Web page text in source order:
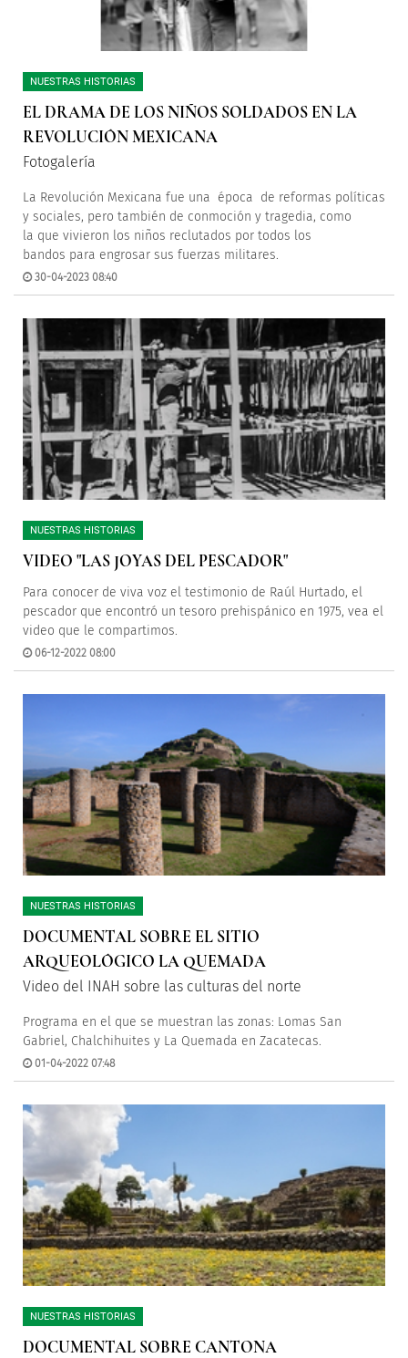
NUESTRAS HISTORIAS
EL DRAMA DE LOS NIÑOS SOLDADOS EN LA
REVOLUCIÓN MEXICANA
Fotogalería
La Revolución Mexicana fue una época de reformas políticas
y sociales, pero también de conmoción y tragedia, como
la que vivieron los niños reclutados por todos los
bandos para engrosar sus fuerzas militares.
30-04-2023 08:40
NUESTRAS HISTORIAS
VIDEO "LAS JOYAS DEL PESCADOR"
Para conocer de viva voz el testimonio de Raúl Hurtado, el
pescador que encontró un tesoro prehispánico en 1975, vea el
video que le compartimos.
06-12-2022 08:00
NUESTRAS HISTORIAS
DOCUMENTAL SOBRE EL SITIO
ARQUEOLÓGICO LA QUEMADA
Video del INAH sobre las culturas del norte
Programa en el que se muestran las zonas: Lomas San
Gabriel, Chalchihuites y La Quemada en Zacatecas.
01-04-2022 07:48
NUESTRAS HISTORIAS
DOCUMENTAL SOBRE CANTONA